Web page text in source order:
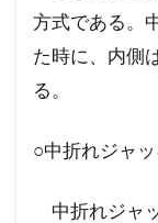
方式である。
た時に、内側
る。
○中折れジャッ
中折れジャ